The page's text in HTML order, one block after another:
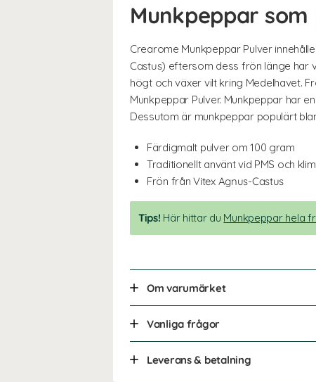
Munkpeppar som
Crearome Munkpeppar Pulver
Castus) eftersom dess frön länge har
högt och växer vilt kring Medelhavet.
Munkpeppar Pulver. Munkpeppar har
Dessutom är munkpeppar populärt
Färdigmalt pulver om 100 gram
Traditionellt använt vid PMS och
Frön frånVitex Agnus-Castus
Tips! Här hittar du Munkpeppar hela
Om varumärket
Vanliga frågor
Leverans & betalning